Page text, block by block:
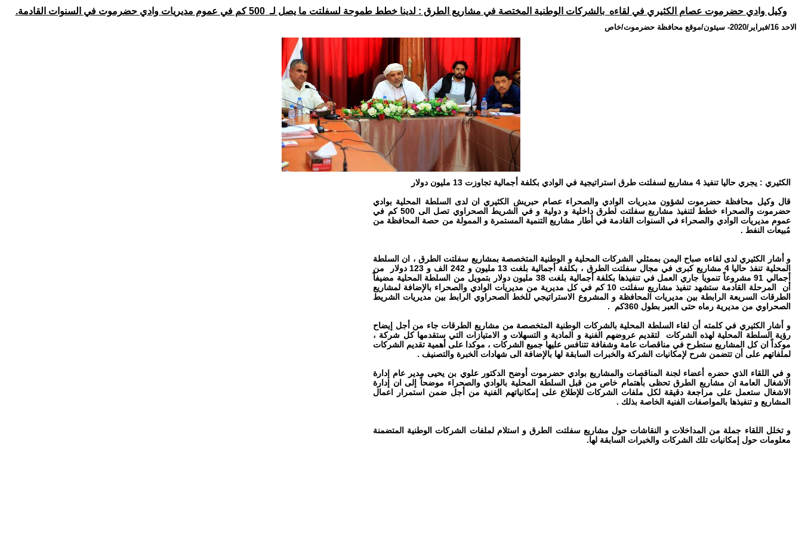
وكيل وادي حضرموت عصام الكثيري في لقاءه بالشركات الوطنية المختصة في مشاريع الطرق : لدينا خطط طموحة لسفلتت ما يصل لـ 500 كم في عموم مديريات وادي حضرموت في السنوات القادمة.
الاحد 16/فبراير/2020 - سيئون/موقع محافظة حضرموت/خاص
الكثيري : يجري حاليا تنفيذ 4 مشاريع لسفلتت طرق استراتيجية في الوادي بكلفة أجمالية تجاوزت 13 مليون دولار
قال وكيل محافظة حضرموت لشؤون مديريات الوادي والصحراء عصام حبريش الكثيري ان لدى السلطة المحلية بوادي
حضرموت والصحراء خطط لتنفيذ مشاريع سفلتت لطرق داخلية و دولية و في الشريط الصحراوي تصل الى 500 كم في
عموم مديريات الوادي والصحراء في السنوات القادمة في أطار مشاريع التنمية المستمرة و الممولة من حصة المحافظة من
مُبيعات النفط .
و أشار الكثيري لدى لقاءه صباح اليمن بممثلي الشركات المحلية و الوطنية المتخصصة بمشاريع سفلتت الطرق ، ان السلطة
المحلية تنفذ حاليا 4 مشاريع كبرى في مجال سفلتت الطرق ، بكلفة أجمالية بلغت 13 مليون و 242 الف و 123 دولار من
أجمالي 91 مشروعاً تنمويا جاري العمل في تنفيذها بكلفة أجمالية بلغت 38 مليون دولار بتمويل من السلطة المحلية مضيفاً
أن المرحلة القادمة ستشهد تنفيذ مشاريع سفلتت 10 كم في كل مديرية من مديريات الوادي والصحراء بالإضافة لمشاريع
الطرقات السريعة الرابطة بين مديريات المحافظة و المشروع الاستراتيجي للخط الصحراوي الرابط بين مديريات الشريط
الصحراوي من مديرية رماه حتى العبر بطول 360كم .
و أشار الكثيري في كلمته أن لقاء السلطة المحلية بالشركات الوطنية المتخصصة من مشاريع الطرقات جاء من أجل إيضاح
رؤية السلطة المحلية لهذه الشركات لتقديم عروضهم الفنية و المادية و التسهلات و الامتيازات التي ستقدمها كل شركة ،
موكداً ان كل المشاريع ستطرح في مناقصات عامة وشفافة تتنافس عليها جميع الشركات ، موكدا على أهمية تقديم الشركات
لملفاتهم على أن تتضمن شرح لإمكانيات الشركة والخبرات السابقة لها بالإضافة الى شهادات الخبرة والتصنيف .
و في اللقاء الذي حضره أعضاء لجنة المناقصات والمشاريع بوادي حضرموت أوضح الدكتور علوي بن يحيى مدير عام إدارة
الاشغال العامة ان مشاريع الطرق تحظى بأهتمام خاص من قبل السلطة المحلية بالوادي والصحراء موضحاً إلى ان إدارة
الاشغال ستعمل على مراجعة دقيقة لكل ملفات الشركات للإطلاع على إمكانياتهم الفنية من أجل ضمن استمرار اعمال
المشاريع و تنفيذها بالمواصفات الفنية الخاصة بذلك .
و تخلل اللقاء جملة من المداخلات و النقاشات حول مشاريع سفلتت الطرق و استلام لملفات الشركات الوطنية المتضمنة
معلومات حول إمكانيات تلك الشركات والخبرات السابقة لها.